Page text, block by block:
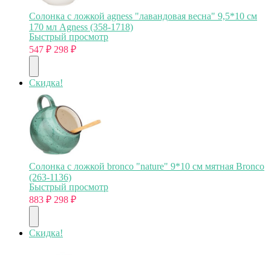
Солонка с ложкой agness "лавандовая весна" 9,5*10 см
170 мл Agness (358-1718)
Быстрый просмотр
547 ₽ 298 ₽
Скидка!
Солонка с ложкой bronco "nature" 9*10 см мятная Bronco
(263-1136)
Быстрый просмотр
883 ₽ 298 ₽
Скидка!